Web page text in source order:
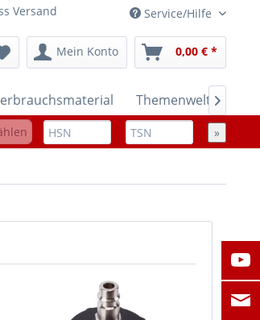
Versand Service/Hilfe
Mein Konto 0,00 € *
Themenwelten

»